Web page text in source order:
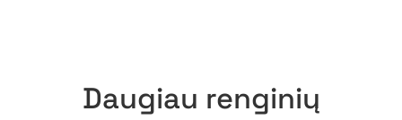
Daugiau renginių